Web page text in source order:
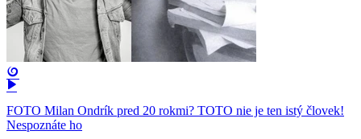
FOTO Milan Ondrík pred 20 rokmi? TOTO nie je ten istý človek!
Nespoznáte ho